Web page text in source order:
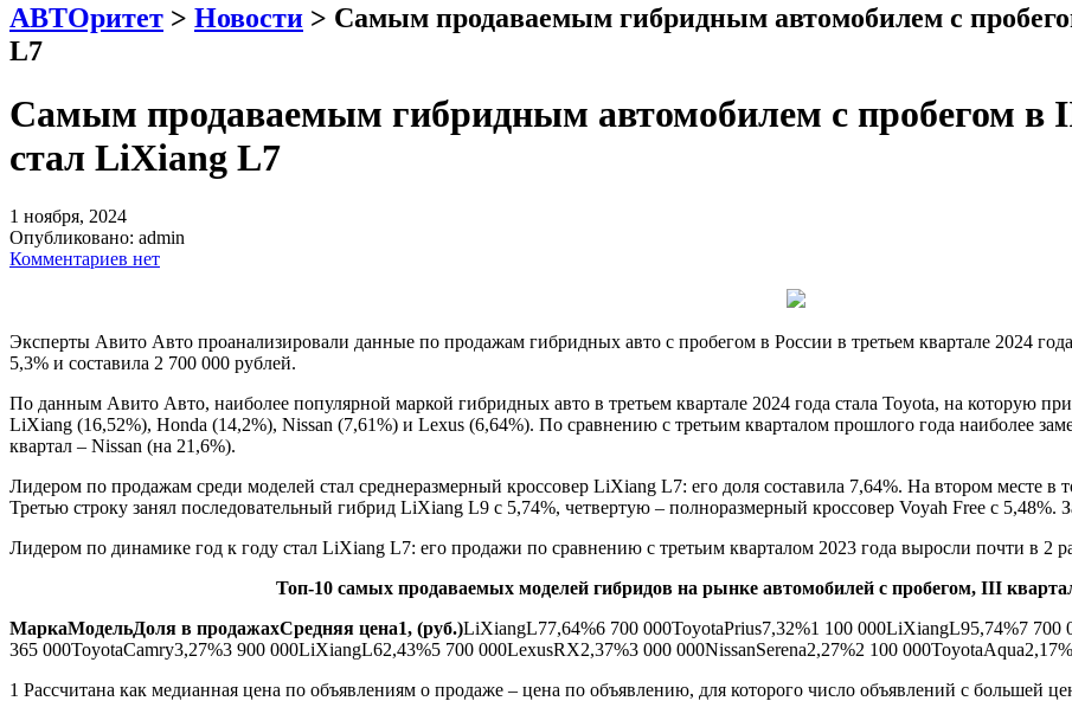
АВТОритет > Новости > Самым продаваемым гибридным автомобилем с
L7
Самым продаваемым гибридным автомобилем с пробегом в
стал LiXiang L7
1 ноября, 2024
Опубликовано: admin
Комментариев нет
Эксперты Авито Авто проанализировали данные по продажам гибридных авто с пробегом в России в третьем квартале 2024
5,3% и составила 2 700 000 рублей.
По данным Авито Авто, наиболее популярной маркой гибридных авто в третьем квартале 2024 года стала Toyota, на которую
LiXiang (16,52%), Honda (14,2%), Nissan (7,61%) и Lexus (6,64%). По сравнению с третьим кварталом прошлого года наиболее
квартал – Nissan (на 21,6%).
Лидером по продажам среди моделей стал среднеразмерный кроссовер LiXiang L7: его доля составила 7,64%. На втором месте в
Третью строку занял последовательный гибрид LiXiang L9 с 5,74%, четвертую – полноразмерный кроссовер Voyah Free с 5,48%.
Лидером по динамике год к году стал LiXiang L7: его продажи по сравнению с третьим кварталом 2023 года выросли почти в 2
Топ-10 самых продаваемых моделей гибридов на рынке автомобилей с пробегом, III
МаркаМодельДоля в продажахСредняя цена1, (руб.)LiXiangL77,64%6 700 000ToyotaPrius7,32%1 100 000LiXiangL95,74%7 700
365 000ToyotaCamry3,27%3 900 000LiXiangL62,43%5 700 000LexusRX2,37%3 000 000NissanSerena2,27%2 100
1 Рассчитана как медианная цена по объявлениям о продаже – цена по объявлению, для которого число объявлений с большей